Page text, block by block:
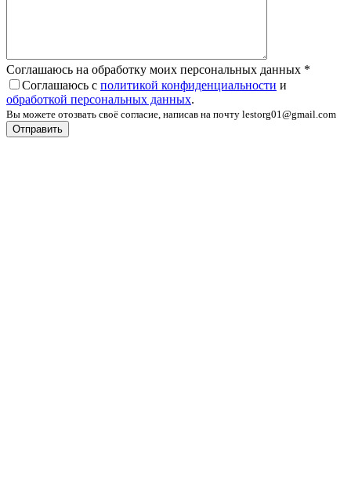
Соглашаюсь на обработку моих персональных данных *
Соглашаюсь с политикой конфиденциальности и
обработкой персональных данных.
Вы можете отозвать своё согласие, написав на почту lestorg01@gmail.com